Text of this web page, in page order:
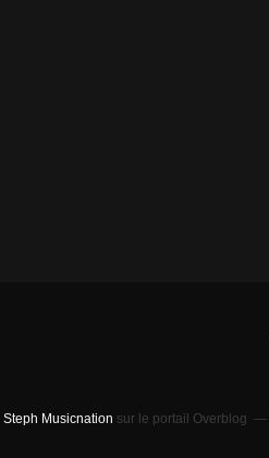
Steph Musicnation sur le portail Overblog